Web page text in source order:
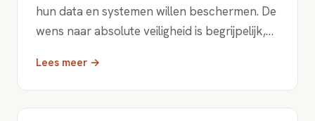
hun data en systemen willen beschermen. De
wens naar absolute veiligheid is begrijpelijk,…
Lees meer →